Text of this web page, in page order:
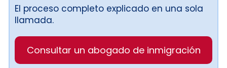
El proceso completo explicado en una sola
llamada.
Consultar un abogado de inmigración